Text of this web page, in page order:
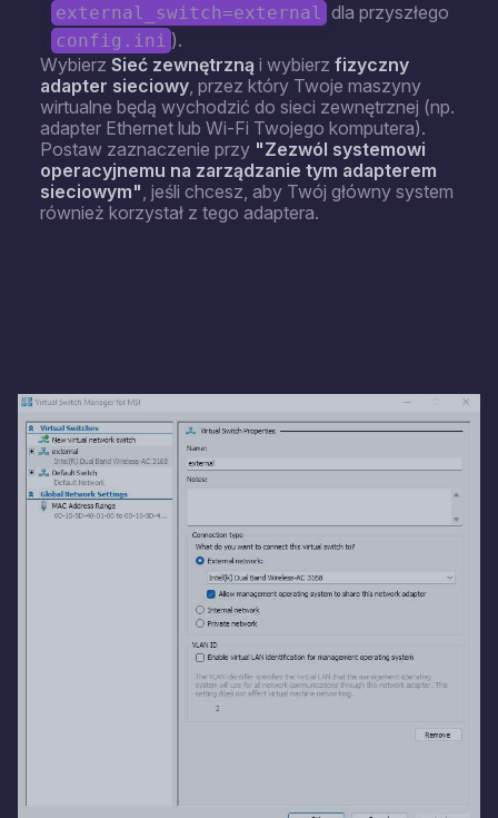
external_switch=external dla przyszłego
config.ini ).
Wybierz Sieć zewnętrzną i wybierz fizyczny
adapter sieciowy, przez który Twoje maszyny
wirtualne będą wychodzić do sieci zewnętrznej (np.
adapter Ethernet lub Wi-Fi Twojego komputera).
Postaw zaznaczenie przy "Zezwól systemowi
operacyjnemu na zarządzanie tym adapterem
sieciowym", jeśli chcesz, aby Twój główny system
również korzystał z tego adaptera.